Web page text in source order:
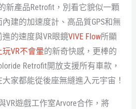
新產品Retrofit，別看它貌似一顆
建的加速度計、高品質GPS和無
的速度與VR眼鏡VIVE Flow所顯
VR不會暈的新奇快感，更棒的
Retrofit開放支援所有車款，
家都能從後座無縫進入元宇宙！
VR遊戲工作室Arvore合作，將